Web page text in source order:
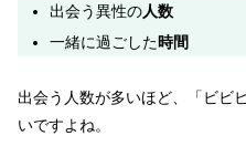
出会う異性の人数
一緒に過ごした時間
出会う人数が多いほど、「ビビ
いですよね。